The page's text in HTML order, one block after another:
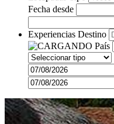
Fecha desde
Experiencias Destino
País